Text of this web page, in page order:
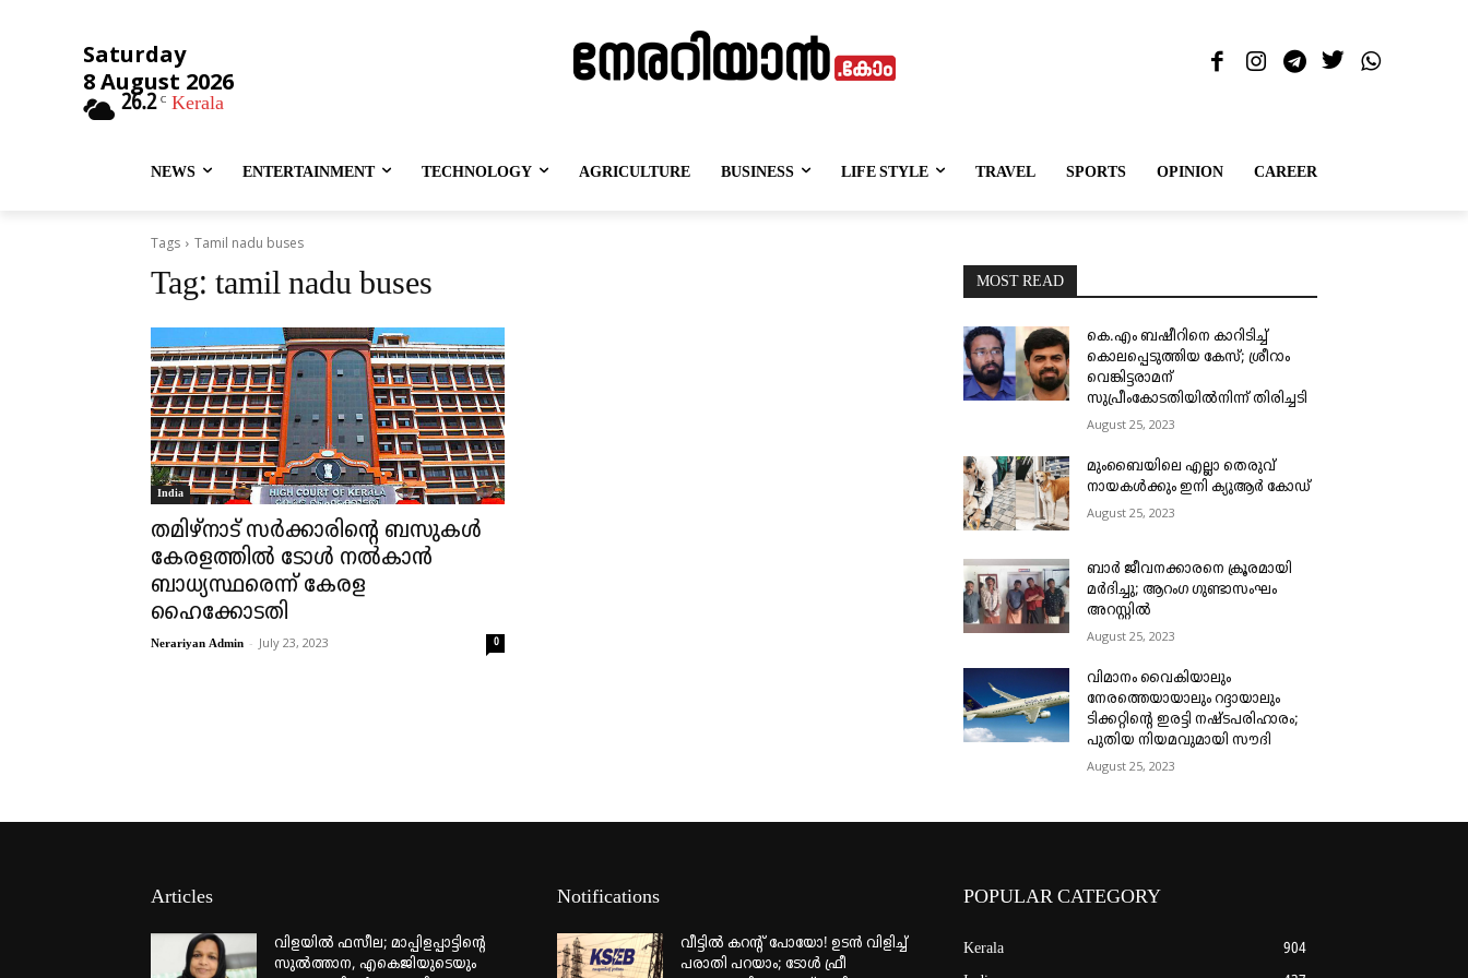
Saturday
8 August 2026
26.2 C Kerala
NEWS ENTERTAINMENT TECHNOLOGY AGRICULTURE BUSINESS LIFE STYLE TRAVEL SPORTS OPINION CAREER
Tags Tamil nadu buses
Tag: tamil nadu buses
India
തമിഴ്‌നാട് സർക്കാരിന്റെ ബസുകൾ
കേരളത്തിൽ ടോൾ നൽകാൻ
ബാധ്യസ്ഥരെന്ന് കേരള
ഹൈക്കോടതി
Nerariyan Admin - July 23, 2023 0
MOST READ
കെ.എം ബഷീറിനെ കാറിടിച്ച്
കൊലപ്പെടുത്തിയ കേസ്; ശ്രീറാം
വെങ്കിട്ടരാമന്
സുപ്രീംകോടതിയിൽനിന്ന് തിരിച്ചടി
August 25, 2023
മുംബൈയിലെ എല്ലാ തെരുവ്
നായകൾക്കും ഇനി ക്യുആർ കോഡ്
August 25, 2023
ബാർ ജീവനക്കാരനെ ക്രൂരമായി
മർദിച്ചു; ആറംഗ ഗുണ്ടാസംഘം
അറസ്റ്റിൽ
August 25, 2023
വിമാനം വൈകിയാലും
നേരത്തെയായാലും റദ്ദായാലും
ടിക്കറ്റിന്റെ ഇരട്ടി നഷ്ടപരിഹാരം;
പുതിയ നിയമവുമായി സൗദി
August 25, 2023
Articles
വിളയിൽ ഫസീല; മാപ്പിളപ്പാട്ടിന്റെ
സുൽത്താന, എകെജിയുടെയും
Notifications
വീട്ടില്‍ കറന്റ് പോയോ! ഉടന്‍ വിളിച്ച്
പരാതി പറയാം; ടോള്‍ ഫ്രീ
POPULAR CATEGORY
Kerala
904